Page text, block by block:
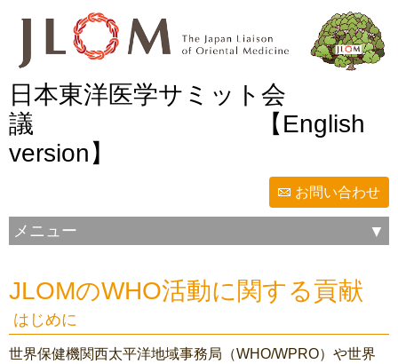
日本東洋医学サミット会
議
【English
version】
お問い合わせ
メニュー
JLOMのWHO活動に関する貢献
はじめに
世界保健機関西太平洋地域事務局（WHO/WPRO）や世界